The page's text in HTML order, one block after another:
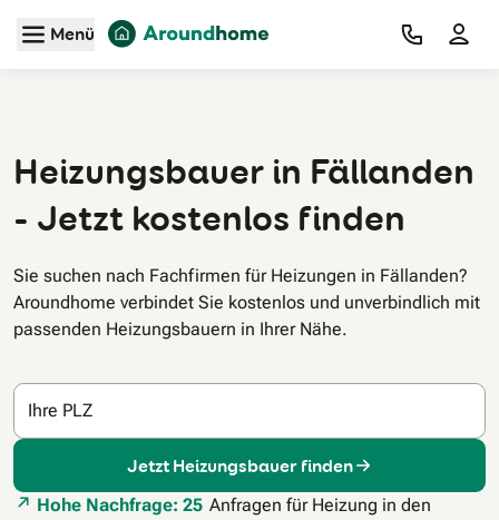
Zum Hauptinhalt
Menü
Heizungsbauer in Fällanden
- Jetzt kostenlos finden
Sie suchen nach Fachfirmen für Heizungen in Fällanden?
Aroundhome verbindet Sie kostenlos und unverbindlich mit
passenden Heizungsbauern in Ihrer Nähe.
Ihre PLZ
Jetzt Heizungsbauer finden
Hohe Nachfrage: 25 Anfragen für Heizung in den